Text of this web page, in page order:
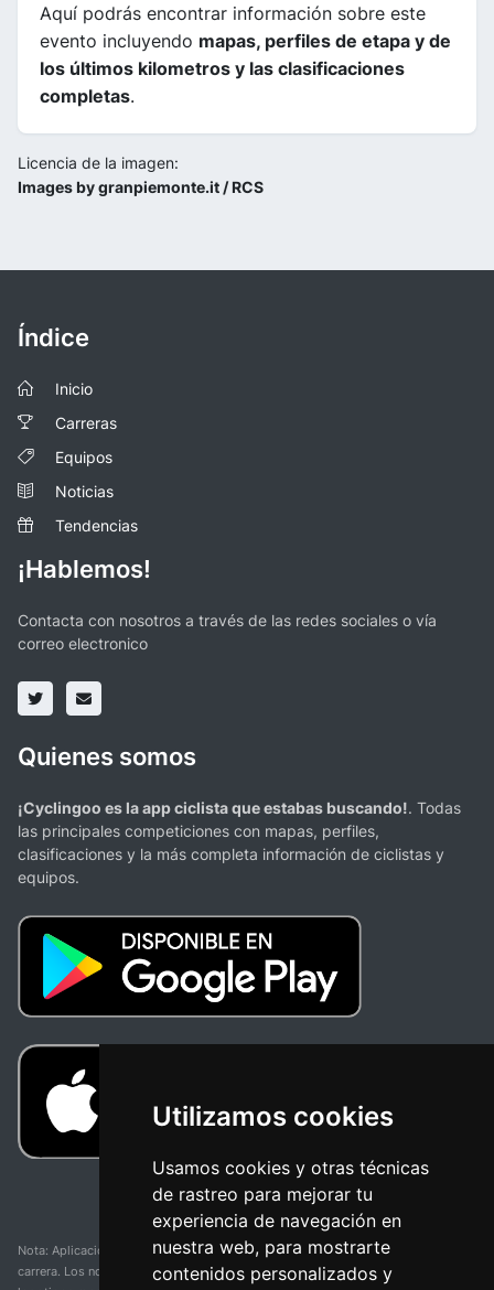
Utilizamos cookies
Usamos cookies y otras técnicas
de rastreo para mejorar tu
experiencia de navegación en
nuestra web, para mostrarte
contenidos personalizados y
Aquí podrás encontrar información sobre este
evento incluyendo mapas, perfiles de etapa y de
los últimos kilometros y las clasificaciones
completas.
Licencia de la imagen:
Images by granpiemonte.it / RCS
Índice
Inicio
Carreras
Equipos
Noticias
Tendencias
¡Hablemos!
Contacta con nosotros a través de las redes sociales o vía
correo electronico
Quienes somos
¡Cyclingoo es la app ciclista que estabas buscando!. Todas
las principales competiciones con mapas, perfiles,
clasificaciones y la más completa información de ciclistas y
equipos.
Nota: Aplicación y web no oficial y no relacionada con ninguna organización o
carrera. Los nombres de equipos, competiciones, marcas comerciales y